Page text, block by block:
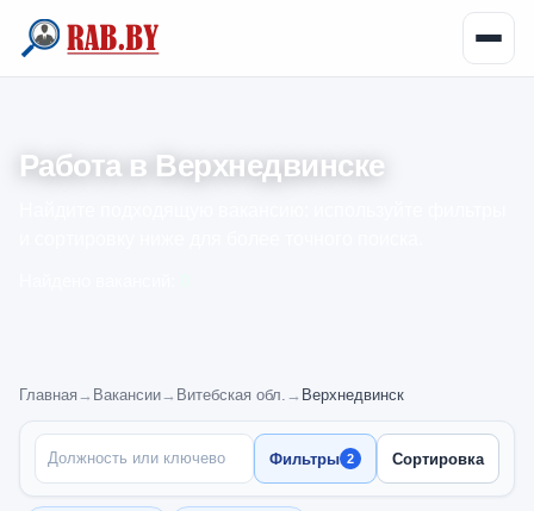
Работа в Верхнедвинске
Главная → Вакансии→ Витебская обл. → Верхнедвинск
ПОИСК ПО НАЗВАНИЮ
Фильтры 2 Сортировка